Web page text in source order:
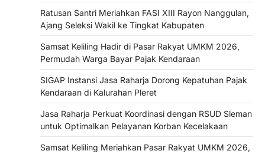
Ratusan Santri Meriahkan FASI XIII Rayon Nanggulan,
Ajang Seleksi Wakil ke Tingkat Kabupaten
Samsat Keliling Hadir di Pasar Rakyat UMKM 2026,
Permudah Warga Bayar Pajak Kendaraan
SIGAP Instansi Jasa Raharja Dorong Kepatuhan Pajak
Kendaraan di Kalurahan Pleret
Jasa Raharja Perkuat Koordinasi dengan RSUD Sleman
untuk Optimalkan Pelayanan Korban Kecelakaan
Samsat Keliling Meriahkan Pasar Rakyat UMKM 2026,